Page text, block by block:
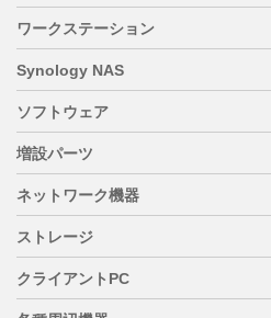
ワークステーション
Synology NAS
ソフトウェア
増設パーツ
ネットワーク機器
ストレージ
クライアントPC